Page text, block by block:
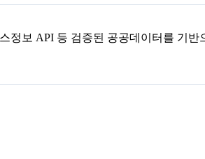
정보 API 등 검증된 공공데이터를 기반